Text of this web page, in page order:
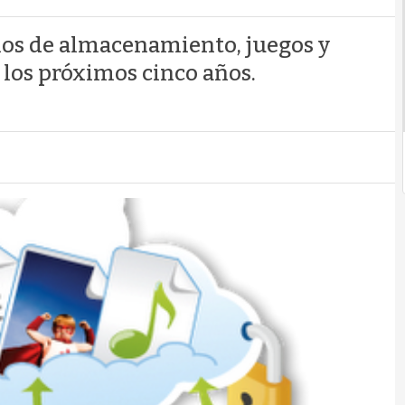
de almacenamiento, juegos y
próximos cinco años.